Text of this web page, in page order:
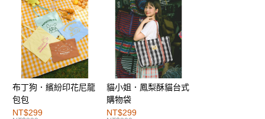
超商取貨付款
LINE Pay
街口支付
運送方式
全家取貨付款
布丁狗．繽紛印花尼龍
包包
NT$299
貓小姐．鳳梨酥貓台式
購物袋
NT$299